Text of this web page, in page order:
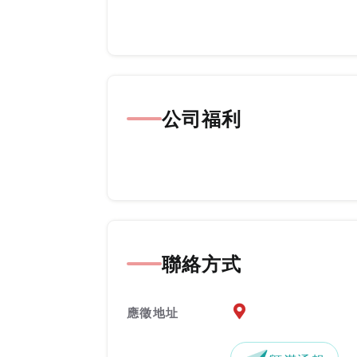
公司福利
聯絡方式
應徵地址 應徵地址地圖『另開新